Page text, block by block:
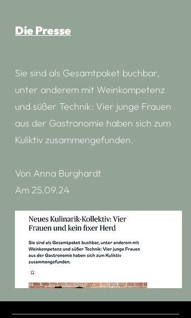
Die Presse
Sie sind als Gesamtpaket buchbar,
unter anderem mit Weinkompetenz
und süßer Technik: Vier junge Frauen
aus der Gastronomie haben sich zum
Kuliktiv zusammengefunden.
Von Anna Burghardt
Am 25.09.24